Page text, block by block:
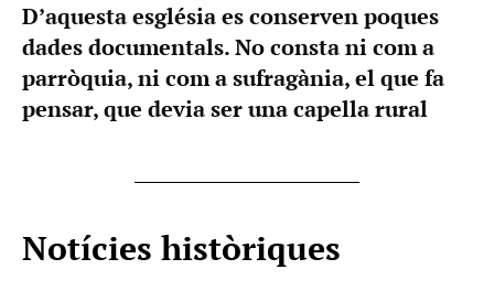
D’aquesta església es conserven poques
dades documentals. No consta ni com a
parròquia, ni com a sufragània, el que fa
pensar, que devia ser una capella rural
Notícies històriques